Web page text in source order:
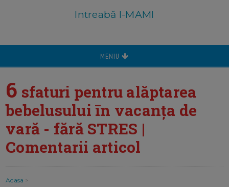
Intreabă I-MAMI
MENIU
6 sfaturi pentru alăptarea
bebelusului īn vacanța de
vară - fără STRES |
Comentarii articol
Acasa >